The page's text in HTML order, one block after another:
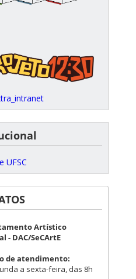
Artístico
- DAC/SeCArtE
de atendimento:
a sexta-feira, das 8h